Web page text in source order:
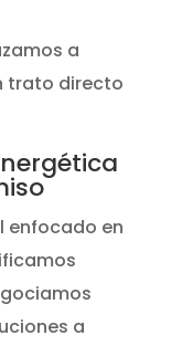
a
trato directo
enfocado en
a